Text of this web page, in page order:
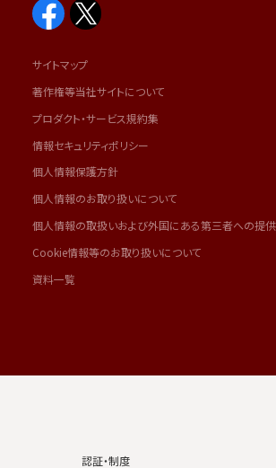
サイトマップ
著作権等当社サイトについて
プロダクト・サービス規約集
情報セキュリティポリシー
個人情報保護方針
個人情報のお取り扱いについて
個人情報の取扱いおよび外国にある第三者への提
Cookie情報等のお取り扱いについて
資料一覧
認証・制度